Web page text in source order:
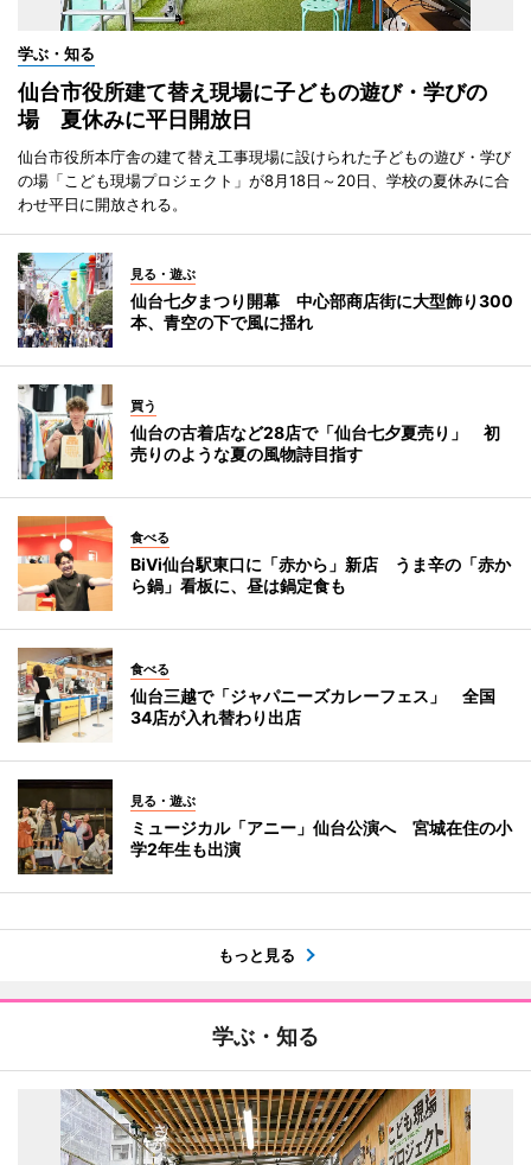
学ぶ・知る
仙台市役所建て替え現場に子どもの遊び・学びの
場 夏休みに平日開放日
仙台市役所本庁舎の建て替え工事現場に設けられた子どもの遊び・学び
の場「こども現場プロジェクト」が8月18日～20日、学校の夏休みに合
わせ平日に開放される。
見る・遊ぶ
仙台七夕まつり開幕 中心部商店街に大型飾り300
本、青空の下で風に揺れ
買う
仙台の古着店など28店で「仙台七夕夏売り」 初
売りのような夏の風物詩目指す
食べる
BiVi仙台駅東口に「赤から」新店 うま辛の「赤か
ら鍋」看板に、昼は鍋定食も
食べる
仙台三越で「ジャパニーズカレーフェス」 全国
34店が入れ替わり出店
見る・遊ぶ
ミュージカル「アニー」仙台公演へ 宮城在住の小
学2年生も出演
もっと見る
学ぶ・知る